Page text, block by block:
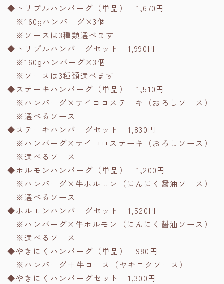
◆トリプルハンバーグ（単品） 1,670円
※160gハンバーグ×3個
※ソースは3種類選べます
◆トリプルハンバーグセット 1,990円
※160gハンバーグ×3個
※ソースは3種類選べます
◆ステーキハンバーグ（単品） 1,510円
※ハンバーグ×サイコロステーキ（おろしソース）
※選べるソース
◆ステーキハンバーグセット 1,830円
※ハンバーグ×サイコロステーキ（おろしソース）
※選べるソース
◆ホルモンハンバーグ（単品） 1,200円
※ハンバーグ×牛ホルモン（にんにく醤油ソース）
※選べるソース
◆ホルモンハンバーグセット 1,520円
※ハンバーグ×牛ホルモン（にんにく醤油ソース）
※選べるソース
◆やきにくハンバーグ（単品） 980円
※ハンバーグ＋牛ロース（ヤキニクソース）
◆やきにくハンバーグセット 1,300円